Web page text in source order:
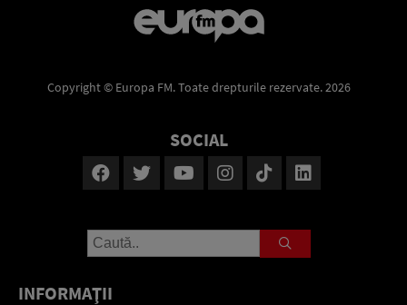
Copyright © Europa FM. Toate drepturile rezervate. 2026
SOCIAL
INFORMAŢII